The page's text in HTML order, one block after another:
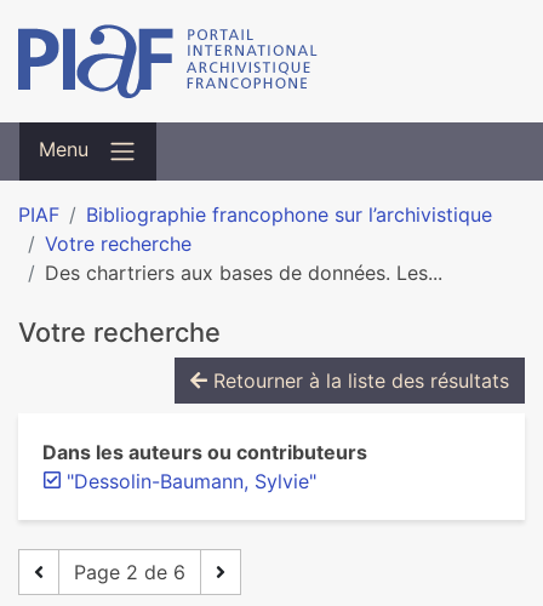
Menu
PIAF
Bibliographie francophone sur l’archivistique
Votre recherche
Des chartriers aux bases de données. Les...
Votre recherche
Retourner à la liste des résultats
Dans les auteurs ou contributeurs
"Dessolin-Baumann, Sylvie"
Page 2 de 6